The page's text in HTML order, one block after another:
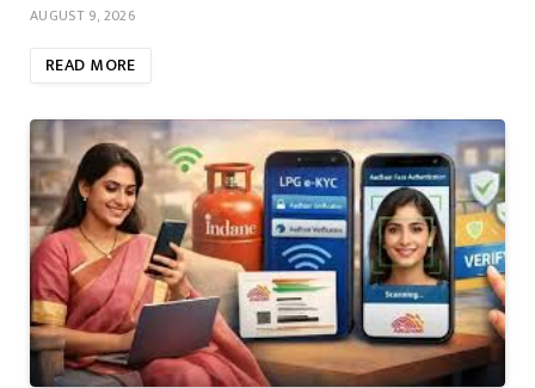
AUGUST 9, 2026
READ MORE